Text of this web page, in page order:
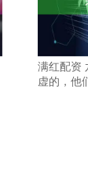
满红配资
虚的，他